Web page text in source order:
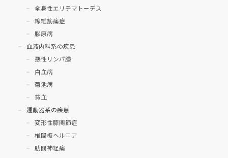
全身性エリテマトーデス
線維筋痛症
膠原病
血液内科系の疾患
悪性リンパ腫
白血病
菊池病
貧血
運動器系の疾患
変形性膝関節症
椎間板ヘルニア
肋間神経痛